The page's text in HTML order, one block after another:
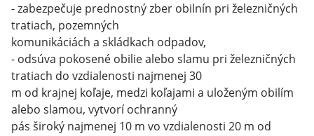
- zabezpečuje prednostný zber obilnín pri železničných
tratiach, pozemných
komunikáciách a skládkach odpadov,
- odsúva pokosené obilie alebo slamu pri železničných
tratiach do vzdialenosti najmenej 30
m od krajnej koľaje, medzi koľajami a uloženým obilím
alebo slamou, vytvorí ochranný
pás široký najmenej 10 m vo vzdialenosti 20 m od